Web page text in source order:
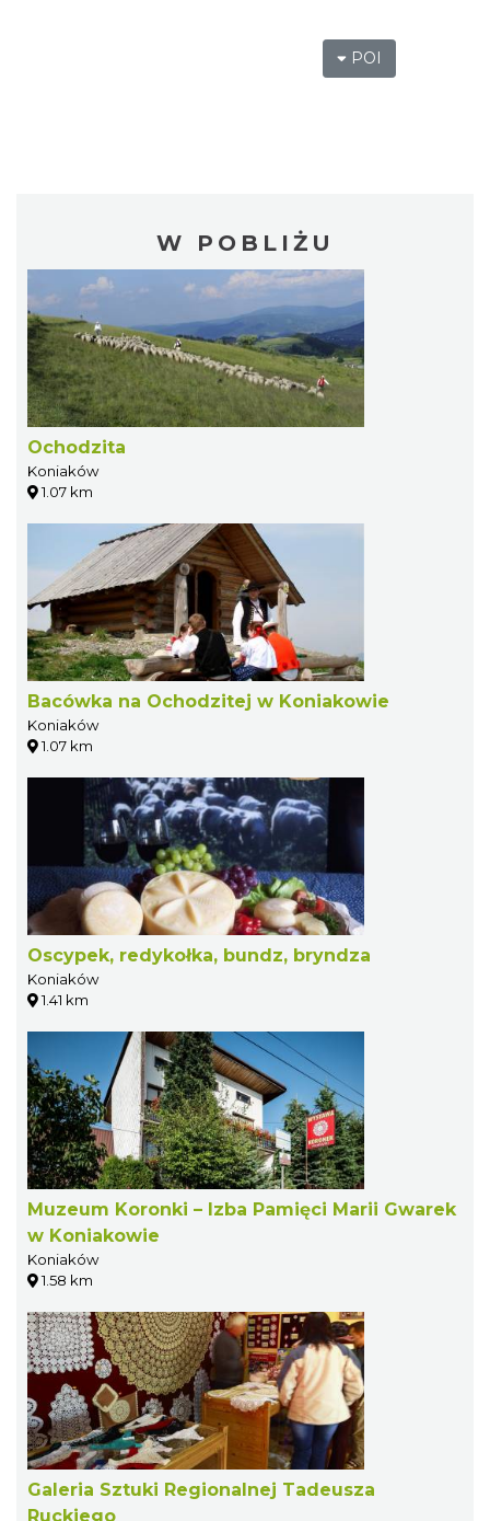
POI
W POBLIŻU
Ochodzita
Koniaków
1.07 km
Bacówka na Ochodzitej w Koniakowie
Koniaków
1.07 km
Oscypek, redykołka, bundz, bryndza
Koniaków
1.41 km
Muzeum Koronki – Izba Pamięci Marii Gwarek
w Koniakowie
Koniaków
1.58 km
Galeria Sztuki Regionalnej Tadeusza
Ruckiego